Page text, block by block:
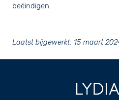
beëindigen.
Laatst bijgewerkt: 15 maart